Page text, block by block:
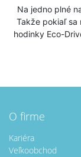
Na jedno plné
Takže pokiaľ sa
hodinky Eco-
O firme
Kariéra
Veľkoobchod